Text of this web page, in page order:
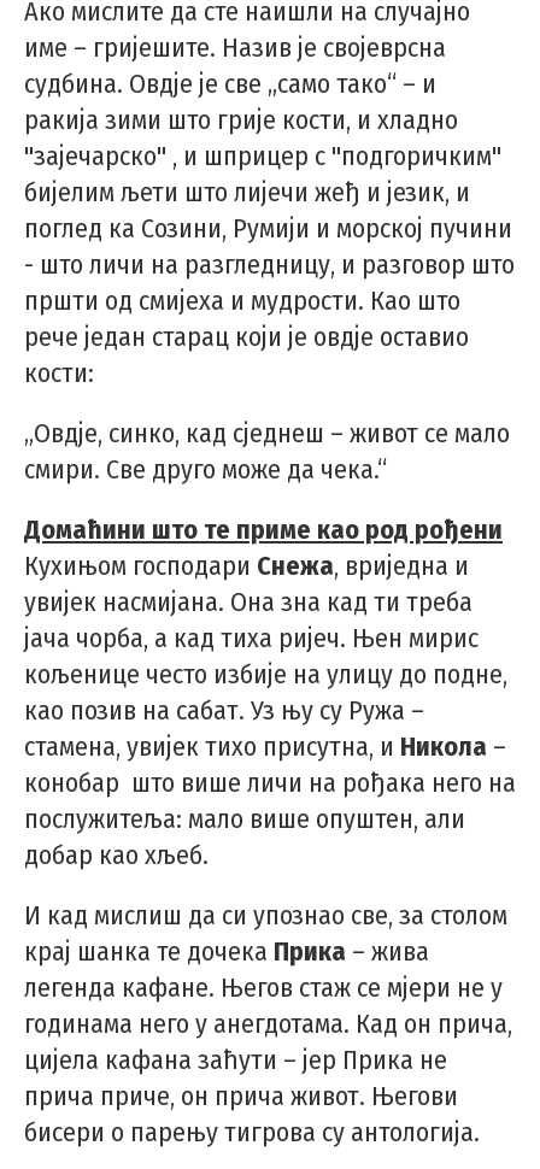
Ако мислите да сте наишли на случајно
име – гријешите. Назив је својеврсна
судбина. Овдје је све „само тако“ – и
ракија зими што грије кости, и хладно
"зајечарско" , и шприцер с "подгоричким"
бијелим љети што лијечи жеђ и језик, и
поглед ка Созини, Румији и морској пучини
- што личи на разгледницу, и разговор што
пршти од смијеха и мудрости. Као што
рече један старац који је овдје оставио
кости:
„Овдје, синко, кад сједнеш – живот се мало
смири. Све друго може да чека.“
Домаћини што те приме као род рођени
Кухињом господари Снежа, вриједна и
увијек насмијана. Она зна кад ти треба
јача чорба, а кад тиха ријеч. Њен мирис
кољенице често избије на улицу до подне,
као позив на сабат. Уз њу су Ружа –
стамена, увијек тихо присутна, и Никола –
конобар што више личи на рођака него на
послужитеља: мало више опуштен, али
добар као хљеб.
И кад мислиш да си упознао све, за столом
крај шанка те дочека Прика – жива
легенда кафане. Његов стаж се мјери не у
годинама него у анегдотама. Кад он прича,
цијела кафана заћути – јер Прика не
прича приче, он прича живот. Његови
бисери о парењу тигрова су антологија.